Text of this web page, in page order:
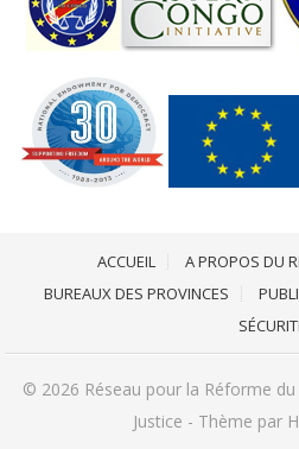
ACCUEIL A PROPOS DU
BUREAUX DES PROVINCES
© 2026 Réseau pour la Réforme
Justice - Thème par